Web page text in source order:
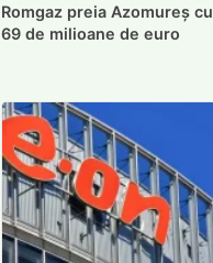
Romgaz preia Azomureș cu
69 de milioane de euro